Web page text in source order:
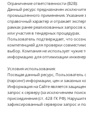
Ограничение ответственности (B2B):
Данный ресурс предназначен
промышленного применения. Указание
справочный характер и отражает
рамках ранее реализованных запросов
или участия в тендерных процедурах.
Пользователь подтверждает, что
компетенцией для проверки
выбор. Компания не использует чужие
информацию для оптимизации
Условия использования:
Посещая данный ресурс, Пользователь
(парсинг) информации, цен и заказных
Информация на Сайте является
запрос к серверу (за исключением
присоединения (ст. 428 ГК РФ).
зафиксированный сервером запрос и